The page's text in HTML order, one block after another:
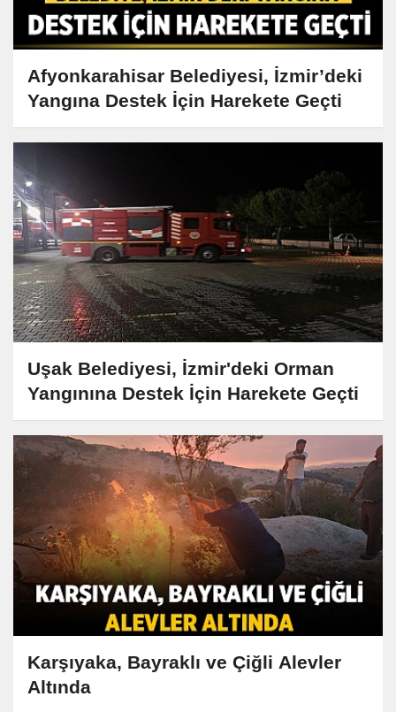
Afyonkarahisar Belediyesi, İzmir’deki
Yangına Destek İçin Harekete Geçti
Uşak Belediyesi, İzmir'deki Orman
Yangınına Destek İçin Harekete Geçti
Karşıyaka, Bayraklı ve Çiğli Alevler
Altında